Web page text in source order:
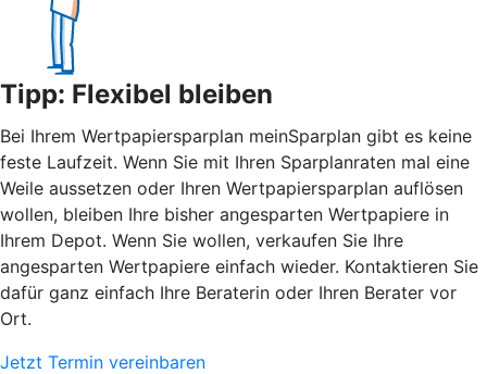
Tipp: Flexibel bleiben
Bei Ihrem Wertpapiersparplan meinSparplan gibt es keine
feste Laufzeit. Wenn Sie mit Ihren Sparplanraten mal eine
Weile aussetzen oder Ihren Wertpapiersparplan auflösen
wollen, bleiben Ihre bisher angesparten Wertpapiere in
Ihrem Depot. Wenn Sie wollen, verkaufen Sie Ihre
angesparten Wertpapiere einfach wieder. Kontaktieren Sie
dafür ganz einfach Ihre Beraterin oder Ihren Berater vor
Ort.
Jetzt Termin vereinbaren